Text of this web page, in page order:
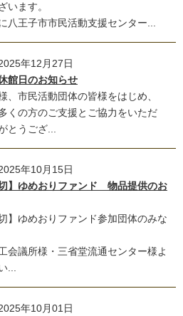
います。
八王子市市民活動支援センター...
年12月27日
館日のお知らせ
、市民活動団体の皆様をはじめ、
くの方のご支援とご協力をいただ
とうござ...
年10月15日
切】ゆめおりファンド 物品提供のお
】ゆめおりファンド参加団体のみな
会議所様・三省堂流通センター様よ
...
年10月01日